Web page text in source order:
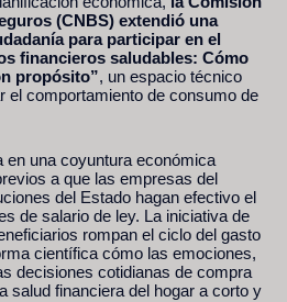
(CNBS) extendió una
para participar en el
financieros saludables: Cómo
propósito”, un espacio técnico
el comportamiento de consumo de
en una coyuntura económica
a que las empresas del
del Estado hagan efectivo el
de salario de ley. La iniciativa de
rompan el ciclo del gasto
científica cómo las emociones,
decisiones cotidianas de compra
salud financiera del hogar a corto y